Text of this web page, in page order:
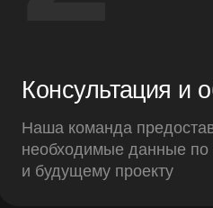
Консультация и
Наша команда
необходимые данные по
и будущему проекту